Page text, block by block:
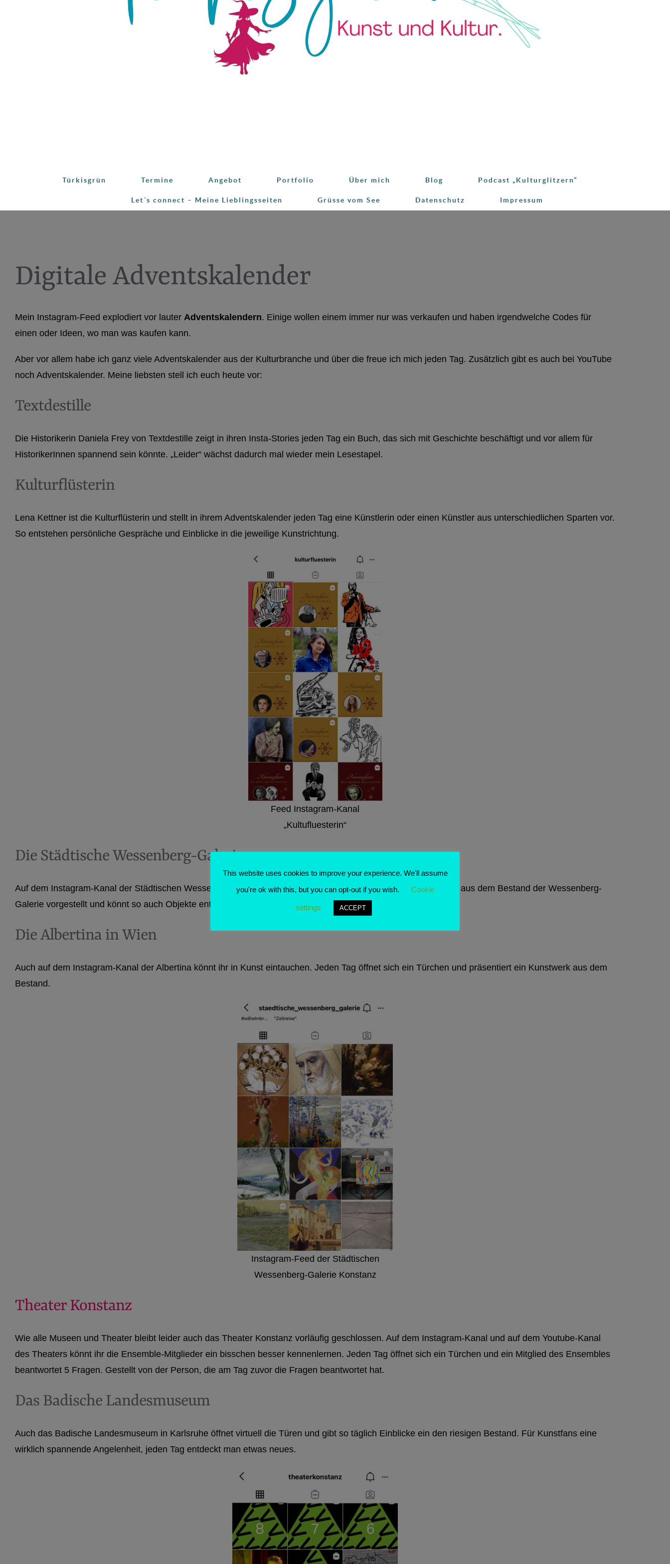
Türkisgrün Termine Angebot Portfolio Über mich Blog Podcast „Kulturglitzern“
Let´s connect – Meine Lieblingsseiten Grüsse vom See Datenschutz Impressum
Digitale Adventskalender
Mein Instagram-Feed explodiert vor lauter Adventskalendern. Einige wollen einem immer nur was verkaufen und haben irgendwelche Codes für
einen oder Ideen, wo man was kaufen kann.
Aber vor allem habe ich ganz viele Adventskalender aus der Kulturbranche und über die freue ich mich jeden Tag. Zusätzlich gibt es auch bei YouTube
noch Adventskalender. Meine liebsten stell ich euch heute vor:
Textdestille
Die Historikerin Daniela Frey von Textdestille zeigt in ihren Insta-Stories jeden Tag ein Buch, das sich mit Geschichte beschäftigt und vor allem für
HistorikerInnen spannend sein könnte. „Leider“ wächst dadurch mal wieder mein Lesestapel.
Kulturflüsterin
Lena Kettner ist die Kulturflüsterin und stellt in ihrem Adventskalender jeden Tag eine Künstlerin oder einen Künstler aus unterschiedlichen Sparten vor.
So entstehen persönliche Gespräche und Einblicke in die jeweilige Kunstrichtung.
Feed Instagram-Kanal
„Kultufluesterin“
Die Städtische Wessenberg-Galerie
Auf dem Instagram-Kanal der Städtischen Wessenberg-Galerie Konstanz bekommt ihr jeden Tag ein Kunstwerk aus dem Bestand der Wessenberg-
Galerie vorgestellt und könnt so auch Objekte entdecken, die sonst im Depot versteckt sind.
Die Albertina in Wien
Auch auf dem Instagram-Kanal der Albertina könnt ihr in Kunst eintauchen. Jeden Tag öffnet sich ein Türchen und präsentiert ein Kunstwerk aus dem
Bestand.
Instagram-Feed der Städtischen
Wessenberg-Galerie Konstanz
Theater Konstanz
Wie alle Museen und Theater bleibt leider auch das Theater Konstanz vorläufig geschlossen. Auf dem Instagram-Kanal und auf dem Youtube-Kanal
des Theaters könnt ihr die Ensemble-Mitglieder ein bisschen besser kennenlernen. Jeden Tag öffnet sich ein Türchen und ein Mitglied des Ensembles
beantwortet 5 Fragen. Gestellt von der Person, die am Tag zuvor die Fragen beantwortet hat.
Das Badische Landesmuseum
Auch das Badische Landesmuseum in Karlsruhe öffnet virtuell die Türen und gibt so täglich Einblicke ein den riesigen Bestand. Für Kunstfans eine
wirklich spannende Angelenheit, jeden Tag entdeckt man etwas neues.
This website uses cookies to improve your experience. We'll assume
you're ok with this, but you can opt-out if you wish.
Cookie
settings ACCEPT